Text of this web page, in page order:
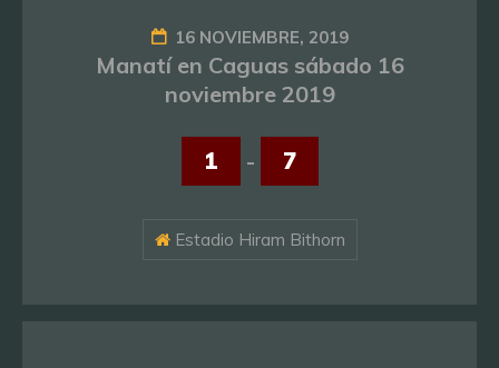
16 NOVIEMBRE, 2019
Manatí en Caguas sábado 16
noviembre 2019
1 - 7
Estadio Hiram Bithorn